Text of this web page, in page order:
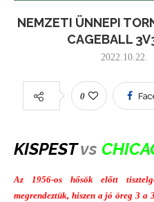
NEMZETI ÜNNEPI
CAGEBALL
2022.10.22.
0
KISPEST vs
Az 1956-os hősök előtt
megrendeztük, hiszen a jó öreg 3 a